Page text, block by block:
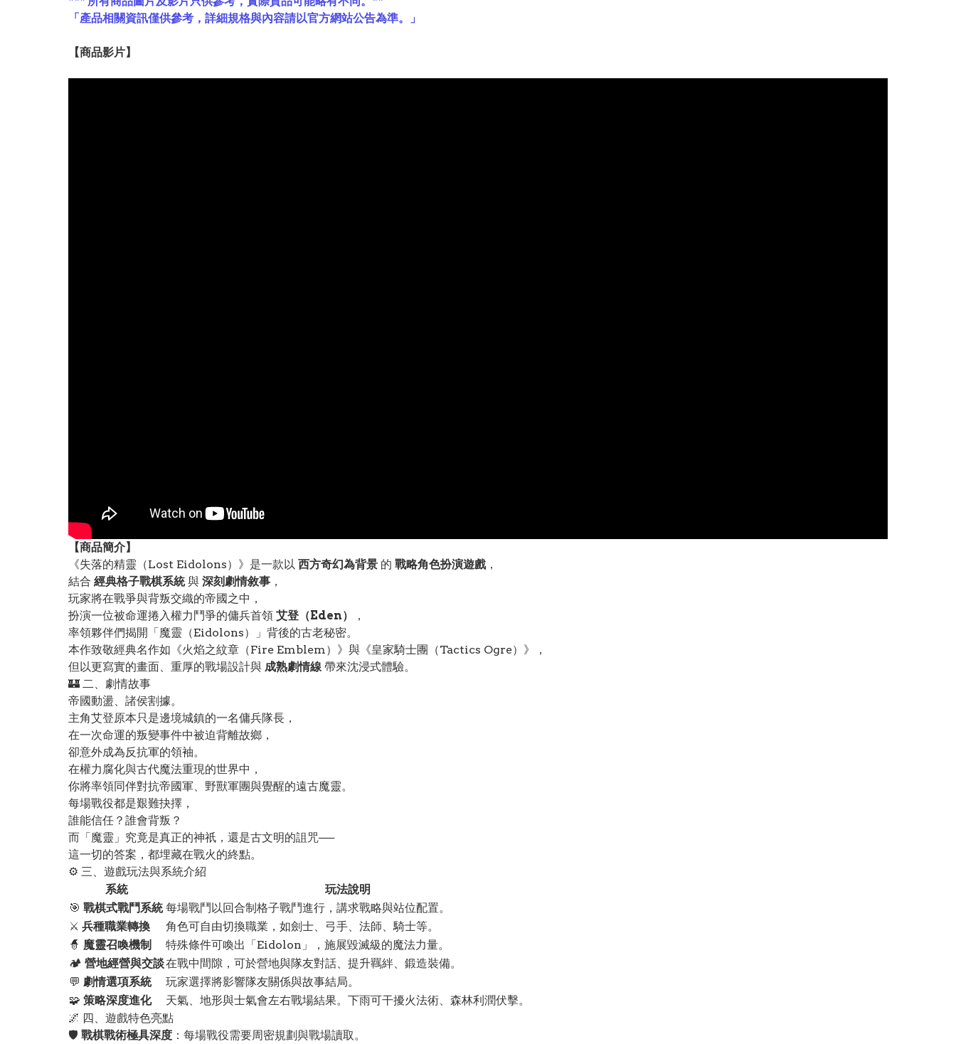
「產品相關資訊僅供參考，詳細規格與內容請以官方網站公告為準。」
【商品影片】
【商品簡介】
《失落的精靈（Lost Eidolons）》是一款以 西方奇幻為背景 的 戰略角色扮演遊戲，
結合 經典格子戰棋系統與 深刻劇情敘事 ，
玩家將在戰爭與背叛交織的帝國之中，
扮演一位被命運捲入權力鬥爭的傭兵首領 艾登（Eden）
，
率領夥伴們揭開「魔靈（Eidolons）」背後的古老秘密。
本作致敬經典名作如《火焰之紋章（Fire Emblem）》與《皇家騎士團（Tactics Ogre）》，
但以更寫實的畫面、重厚的戰場設計與 成熟劇情線 帶來沈浸式體驗。
🏰 二、劇情故事
帝國動盪、諸侯割據。
主角艾登原本只是邊境城鎮的一名傭兵隊長，
在一次命運的叛變事件中被迫背離故鄉，
卻意外成為反抗軍的領袖。
在權力腐化與古代魔法重現的世界中，
你將率領同伴對抗帝國軍、野獸軍團與覺醒的遠古魔靈。
每場戰役都是艱難抉擇，
誰能信任？誰會背叛？
而「魔靈」究竟是真正的神祇，還是古文明的詛咒──
這一切的答案，都埋藏在戰火的終點。
⚙️ 三、遊戲玩法與系統介紹
系統
玩法說明
🎯 戰棋式戰鬥系統 每場戰鬥以回合制格子戰鬥進行，講求戰略與站位配置。
⚔️ 兵種職業轉換
角色可自由切換職業，如劍士、弓手、法師、騎士等。
🧙 魔靈召喚機制
特殊條件可喚出「Eidolon」，施展毀滅級的魔法力量。
🏕️ 營地經營與交談在戰中間隙，可於營地與隊友對話、提升羈絆、鍛造裝備。
💬 劇情選項系統
玩家選擇將影響隊友關係與故事結局。
🧩 策略深度進化
天氣、地形與士氣會左右戰場結果。下雨可干擾火法術、森林利潤伏擊。
🌌 四、遊戲特色亮點
🛡️ 戰棋戰術極具深度 ：每場戰役需要周密規劃與戰場讀取。